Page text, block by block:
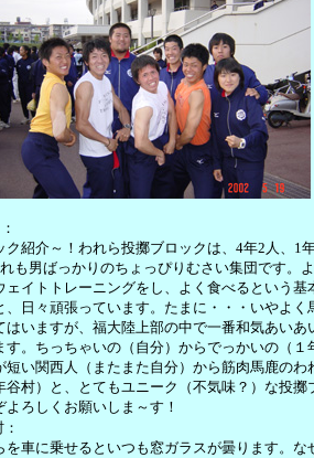
ク紹介～！われら投擲ブロックは、4年2人、1
も男ばっかりのちょっぴりむさい集団です。
ェイトトレーニングをし、よく食べるという基
、日々頑張っています。たまに・・・いやよく
はいますが、福大陸上部の中で一番和気あいあ
す。ちっちゃいの（自分）からでっかいの（１
短い関西人（またまた自分）から筋肉馬鹿のわ
谷村）と、とてもユニーク（不気味？）な投擲
よろしくお願いしま～す！
車に乗せるといつも窓ガラスが曇ります。な